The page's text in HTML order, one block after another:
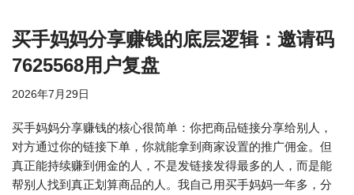
买手妈妈分享赚钱的底层逻辑：邀请码
7625568用户复盘
2026年7月29日
买手妈妈分享赚钱的核心很简单：你把商品链接分享给别人，
对方通过你的链接下单，你就能拿到商家设置的推广佣金。但
真正能持续赚到佣金的人，不是发链接发得最多的人，而是能
帮别人找到真正划算商品的人。我自己用买手妈妈一年多，分